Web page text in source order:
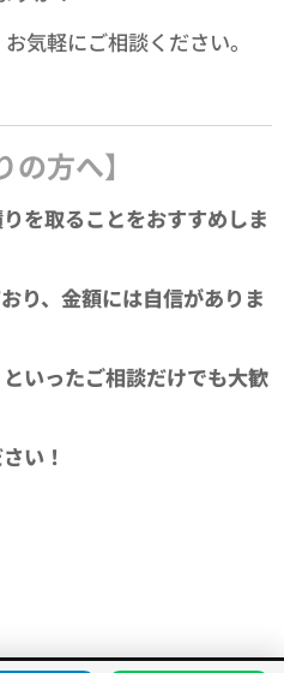
気軽にご相談ください。
の方へ】
を取ることをおすすめしま
り、金額には自信がありま
いったご相談だけでも大歓
い！